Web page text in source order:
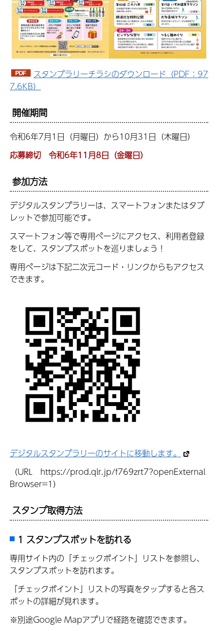
スタンプラリーチラシのダウンロード（PDF：97
7.6KB）
開催期間
令和6年7月1日（月曜日）から10月31日（木曜日）
応募締切 令和6年11月8日（金曜日）
参加方法
デジタルスタンプラリーは、スマートフォンまたはタブ
レットで参加可能です。
スマートフォン等で専用ページにアクセス、利用者登録
をして、スタンプスポットを巡りましょう！
専用ページは下記二次元コード・リンクからもアクセス
できます。
デジタルスタンプラリーのサイトに移動します。
（URL https://prod.qlr.jp/f769zrt7?openExternal
Browser=1）
スタンプ取得方法
1 スタンプスポットを訪れる
専用サイト内の「チェックポイント」リストを参照し、
スタンプスポットを訪れます。
「チェックポイント」リストの写真をタップすると各ス
ポットの詳細が見れます。
※別途Google Mapアプリで経路を確認できます。